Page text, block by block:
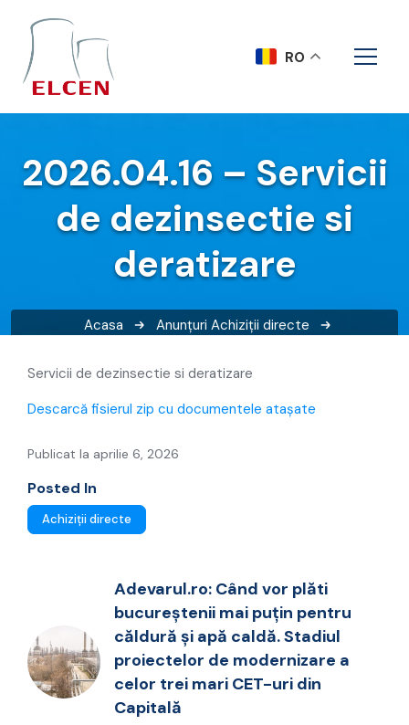
2026.04.16 – Servicii
de dezinsectie si
deratizare
Acasa Anunțuri Achiziții directe
Servicii de dezinsectie si deratizare
Descarcă fisierul zip cu documentele atașate
Publicat la aprilie 6, 2026
Posted In
Achiziții directe
Adevarul.ro: Când vor plăti
bucureștenii mai puțin pentru
căldură și apă caldă. Stadiul
proiectelor de modernizare a
celor trei mari CET-uri din
Capitală
RO